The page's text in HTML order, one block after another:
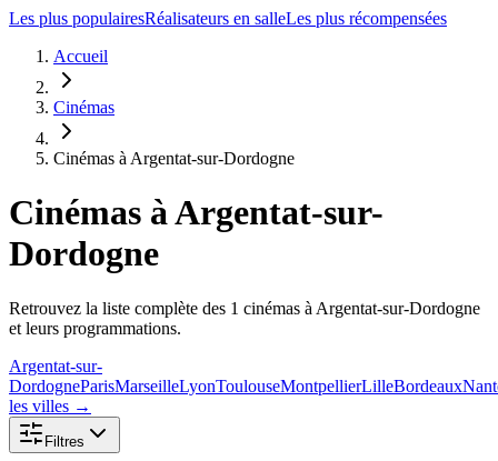
Les plus populairesRéalisateurs en salleLes plus récompensées
Accueil
Cinémas
Cinémas à Argentat-sur-Dordogne
Cinémas à Argentat-sur-
Dordogne
Retrouvez la liste complète des 1 cinémas à Argentat-sur-Dordogne
et leurs programmations.
Argentat-sur-
DordogneParisMarseilleLyonToulouseMontpellierLilleBordeaux
les villes →
Filtres